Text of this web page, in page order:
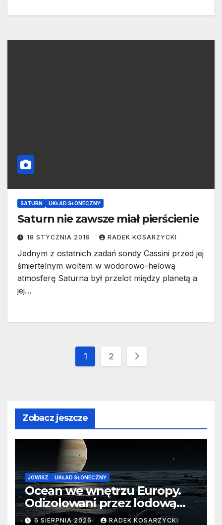
SATURN UKŁAD SŁONECZNY
Saturn nie zawsze miał pierścienie
18 STYCZNIA 2019 RADEK KOSARZYCKI
Jednym z ostatnich zadań sondy Cassini przed jej
śmiertelnym woltem w wodorowo-helową
atmosferę Saturna był przelot między planetą a
jej…
Stronicowanie
1 2
Zobacz jeszcze
JOWISZ UKŁAD SŁONECZNY
Ocean we wnętrzu Europy.
Odizolowani przez lodową
barierę
6 SIERPNIA 2026 RADEK KOSARZYCKI